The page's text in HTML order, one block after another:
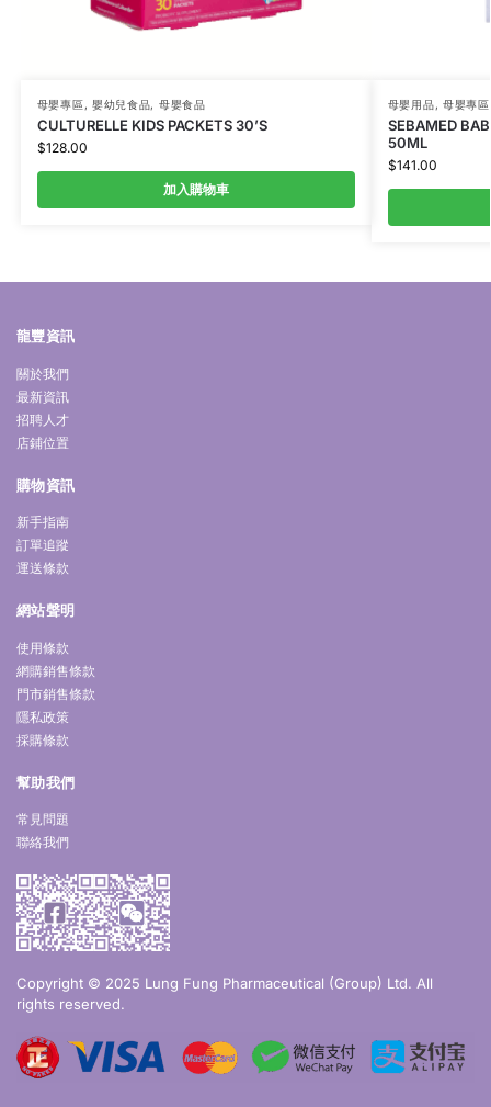
母嬰專區, 嬰幼兒食品, 母嬰食品
CULTURELLE KIDS PACKETS 30’S
$128.00
加入購物車
母嬰用品, 母嬰專區
SEBAMED
50ML
$141.00
龍豐資訊
關於我們
最新資訊
招聘人才
店鋪位置
購物資訊
新手指南
訂單追蹤
運送條款
網站聲明
使用條款
網購銷售條款
門市銷售條款
隱私政策
採購條款
幫助我們
常見問題
聯絡我們
Copyright © 2025 Lung Fung Pharmaceutical (Group) Ltd. All
rights reserved.